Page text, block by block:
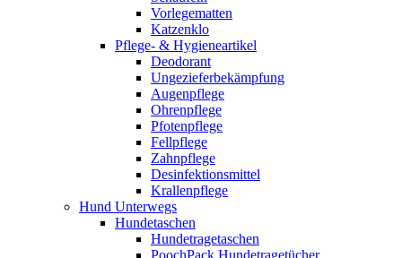
Vorlegematten
Katzenklo
Pflege- & Hygieneartikel
Deodorant
Ungezieferbekämpfung
Augenpflege
Ohrenpflege
Pfotenpflege
Fellpflege
Zahnpflege
Desinfektionsmittel
Krallenpflege
Hund Unterwegs
Hundetaschen
Hundetragetaschen
PoochPack Hundetragetücher